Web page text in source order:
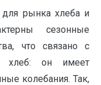
рынка хлеба и
сезонные
что связано с
хлеб: он имеет
колебания. Так,